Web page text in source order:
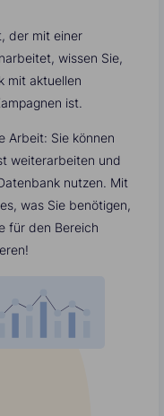
der mit einer
wissen Sie,
mit aktuellen
ist.
Arbeit: Sie können
weiterarbeiten und
nutzen. Mit
was Sie benötigen,
für den Bereich